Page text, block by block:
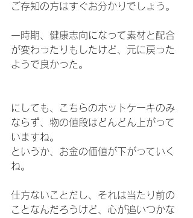
ご存知の方はすぐお分かりでしょう。
一時期、健康志向になって素材と配合
が変わったりもしたけど、元に戻った
ようで良かった。
にしても、こちらのホットケーキのみ
ならず、物の値段はどんどん上がって
いますね。
というか、お金の価値が下がっていく
ね。
仕方ないことだし、それは当たり前の
ことなんだろうけど、心が追いつかな